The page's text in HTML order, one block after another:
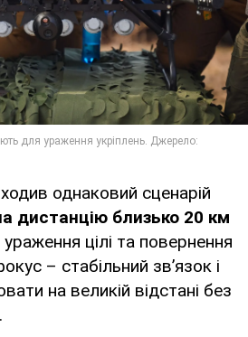
однаковий сценарій
дистанцію близько 20 км
ураження цілі та повернення
– стабільний зв’язок і
на великій відстані без